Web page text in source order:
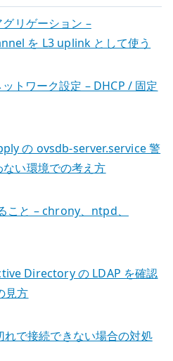
リゲーション –
を L3 uplink として使う
トワーク設定 – DHCP / 固定
の ovsdb-server.service 警
い環境での考え方
こと – chrony、ntpd、
Directory の LDAP を確認
見方
れで接続できない場合の対処